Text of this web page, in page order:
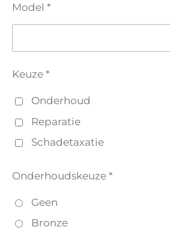
Model *
Keuze *
Onderhoud
Reparatie
Schadetaxatie
Onderhoudskeuze *
Geen
Bronze